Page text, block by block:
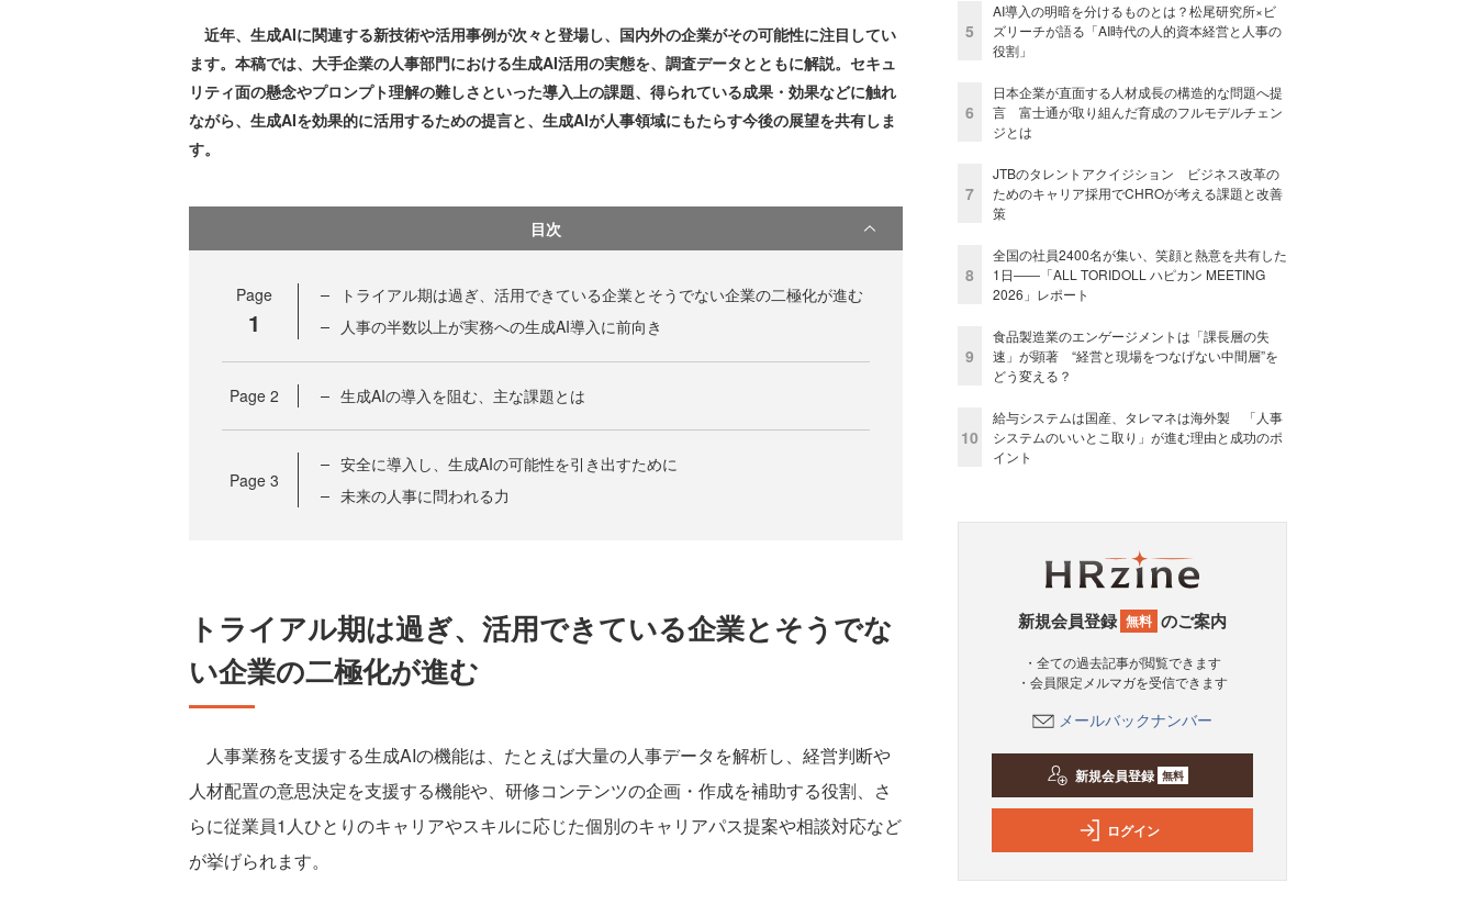
近年、生成AIに関連する新技術や活用事例が次々と登場し、国内外の企業がその可能性に注目してい
ます。本稿では、大手企業の人事部門における生成AI活用の実態を、調査データとともに解説。セキュ
リティ面の懸念やプロンプト理解の難しさといった導入上の課題、得られている成果・効果などに触れ
ながら、生成AIを効果的に活用するための提言と、生成AIが人事領域にもたらす今後の展望を共有しま
す。
目次
Page
1
トライアル期は過ぎ、活用できている企業とそうでない企業の二極化が進む
人事の半数以上が実務への生成AI導入に前向き
Page 2 生成AIの導入を阻む、主な課題とは
Page 3
安全に導入し、生成AIの可能性を引き出すために
未来の人事に問われる力
トライアル期は過ぎ、活用できている企業とそうでな
い企業の二極化が進む
人事業務を支援する生成AIの機能は、たとえば大量の人事データを解析し、経営判断や
人材配置の意思決定を支援する機能や、研修コンテンツの企画・作成を補助する役割、さ
らに従業員1人ひとりのキャリアやスキルに応じた個別のキャリアパス提案や相談対応など
が挙げられます。
5
AI導入の明暗を分けるものとは？松尾研究所×ビ
ズリーチが語る「AI時代の人的資本経営と人事の
役割」
6
日本企業が直面する人材成長の構造的な問題へ提
言 富士通が取り組んだ育成のフルモデルチェン
ジとは
7
JTBのタレントアクイジション ビジネス改革の
ためのキャリア採用でCHROが考える課題と改善
策
8
全国の社員2400名が集い、笑顔と熱意を共有した
1日――「ALL TORIDOLL ハピカン MEETING
2026」レポート
9
食品製造業のエンゲージメントは「課長層の失
速」が顕著 “経営と現場をつなげない中間層”を
どう変える？
10
給与システムは国産、タレマネは海外製 「人事
システムのいいとこ取り」が進む理由と成功のポ
イント
新規会員登録 無料 のご案内
・全ての過去記事が閲覧できます
・会員限定メルマガを受信できます
メールバックナンバー
新規会員登録 無料
ログイン